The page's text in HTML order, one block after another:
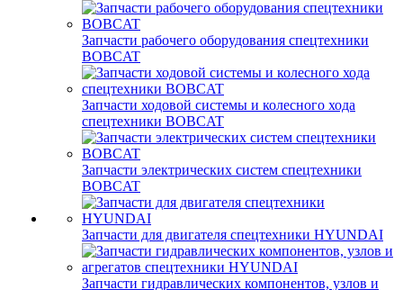
Запчасти рабочего оборудования спецтехники
BOBCAT
Запчасти ходовой системы и колесного хода
спецтехники BOBCAT
Запчасти электрических систем спецтехники
BOBCAT
Запчасти для двигателя спецтехники HYUNDAI
Запчасти гидравлических компонентов, узлов и